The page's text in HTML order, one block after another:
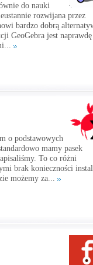
do nauki
rozwijana przez
bardzo dobrą
GeoGebra jest naprawdę
o podstawowych
mamy pasek
To co różni
brak konieczności
możemy za...